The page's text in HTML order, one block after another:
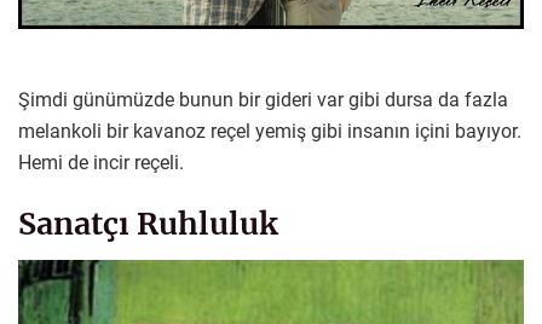
Şimdi günümüzde bunun bir gideri var gibi dursa da fazla
melankoli bir kavanoz reçel yemiş gibi insanın içini bayıyor.
Hemi de incir reçeli.
Sanatçı Ruhluluk